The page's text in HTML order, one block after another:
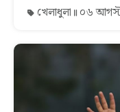
খেলাধুলা ০৬